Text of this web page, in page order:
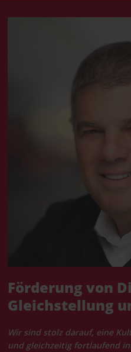
Förderung von
Gleichstellung
Wir sind stolz darauf, eine
und gleichzeitig fortlaufend